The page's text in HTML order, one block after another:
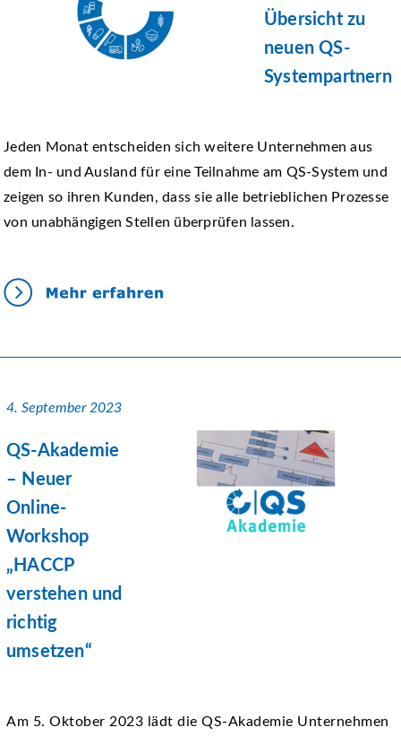
Übersicht zu
neuen QS-
Systempartnern
Jeden Monat entscheiden sich weitere Unternehmen aus
dem In- und Ausland für eine Teilnahme am QS-System und
zeigen so ihren Kunden, dass sie alle betrieblichen Prozesse
von unabhängigen Stellen überprüfen lassen.
4. September 2023
QS-Akademie
– Neuer
Online-
Workshop
„HACCP
verstehen und
richtig
umsetzen“
Am 5. Oktober 2023 lädt die QS-Akademie Unternehmen